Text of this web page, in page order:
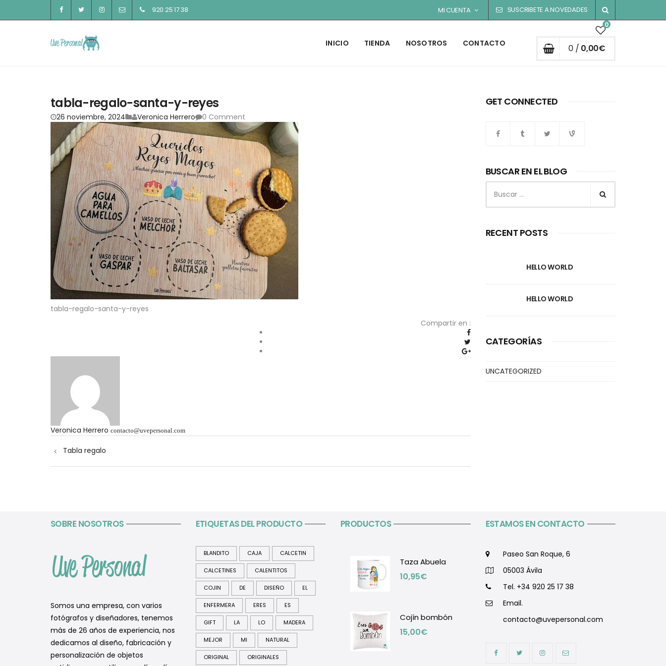
920 25 17 38 MI CUENTA SUSCRIBETE A NOVEDADES
INICIO TIENDA NOSOTROS CONTACTO
0
0 / 0,00€
tabla-regalo-santa-y-reyes
26 noviembre, 2024 Veronica Herrero 0 Comment
tabla-regalo-santa-y-reyes
Compartir en :
Veronica Herrero contacto@uvepersonal.com
de
entradas
Tabla regalo
GET CONNECTED
BUSCAR EN EL BLOG
Buscar:
RECENT POSTS
HELLO WORLD
HELLO WORLD
CATEGORÍAS
UNCATEGORIZED
SOBRE NOSOTROS
Somos una empresa, con varios
fotógrafos y diseñadores, tenemos
más de 26 años de experiencia, nos
dedicamos al diseño, fabricación y
personalización de objetos
ETIQUETAS DEL PRODUCTO
BLANDITO CAJA CALCETIN
CALCETINES CALENTITOS
COJIN DE DISEÑO EL
ENFERMERA ERES ES
GIFT LA LO MADERA
MEJOR MI NATURAL
ORIGINAL ORIGINALES
PRODUCTOS
Taza Abuela
10,95€
Cojín bombón
15,00€
ESTAMOS EN CONTACTO
Paseo San Roque, 6
05003 Ávila
Tel. +34 920 25 17 38
Email.
contacto@uvepersonal.com